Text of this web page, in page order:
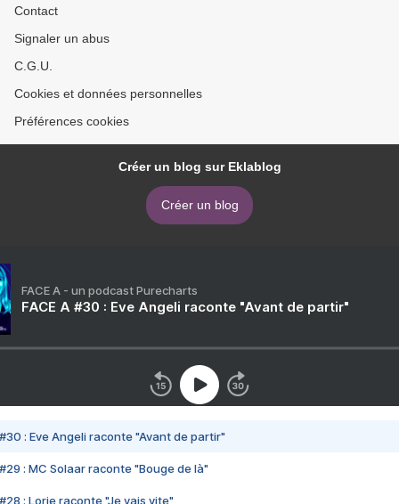
Contact
Signaler un abus
C.G.U.
Cookies et données personnelles
Préférences cookies
Créer un blog sur Eklablog
Créer un blog
FACE A - un podcast Purecharts
FACE A #30 : Eve Angeli raconte "Avant de partir"
#30 : Eve Angeli raconte "Avant de partir"
#29 : MC Solaar raconte "Bouge de là"
#28 : Lorie raconte "Je vais vite"